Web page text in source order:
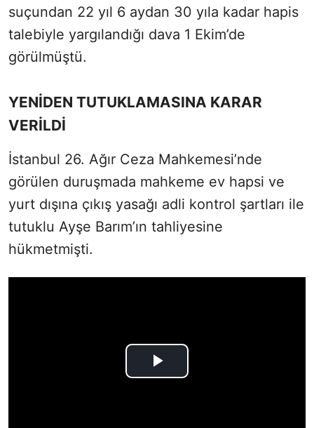
suçundan 22 yıl 6 aydan 30 yıla kadar hapis
talebiyle yargılandığı dava 1 Ekim’de
görülmüştü.
YENİDEN TUTUKLAMASINA KARAR
VERİLDİ
İstanbul 26. Ağır Ceza Mahkemesi’nde
görülen duruşmada mahkeme ev hapsi ve
yurt dışına çıkış yasağı adli kontrol şartları ile
tutuklu Ayşe Barım’ın tahliyesine
hükmetmişti.